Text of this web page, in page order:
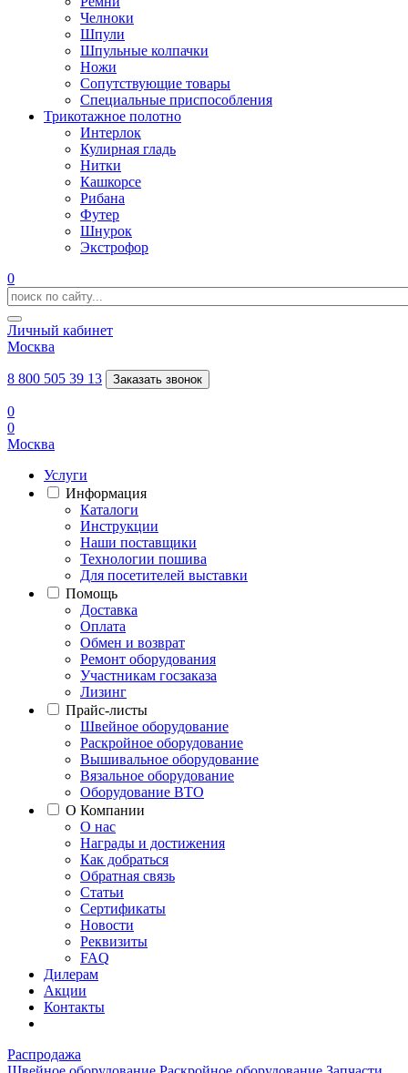
Челноки
Шпули
Шпульные колпачки
Ножи
Сопутствующие товары
Специальные приспособления
Трикотажное полотно
Интерлок
Кулирная гладь
Нитки
Кашкорсе
Рибана
Футер
Шнурок
Экстрофор
0
Личный кабинет
Москва
8 800 505 39 13 Заказать звонок
0
0
Москва
Услуги
Информация
Каталоги
Инструкции
Наши поставщики
Технологии пошива
Для посетителей выставки
Помощь
Доставка
Оплата
Обмен и возврат
Ремонт оборудования
Участникам госзаказа
Лизинг
Прайс-листы
Швейное оборудование
Раскройное оборудование
Вышивальное оборудование
Вязальное оборудование
Оборудование ВТО
О Компании
О нас
Награды и достижения
Как добраться
Обратная связь
Статьи
Сертификаты
Новости
Реквизиты
FAQ
Дилерам
Акции
Контакты
Распродажа